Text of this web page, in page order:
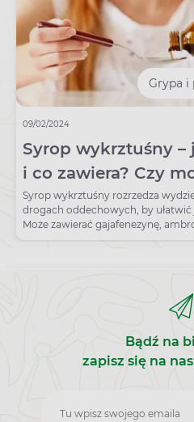
Grypa i
09/02/2024
Syrop wykrztuśny –
i co zawiera? Czy
pić na suchy
Syrop wykrztuśny rozrzedza
drogach oddechowych, by ułatwić
Może zawierać gajafenezynę,
sulfogwajakol.
Bądź na
zapisz się na
Zapisz